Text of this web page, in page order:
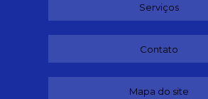
Serviços
Contato
Mapa do site